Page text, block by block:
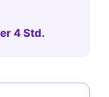
4 Std.